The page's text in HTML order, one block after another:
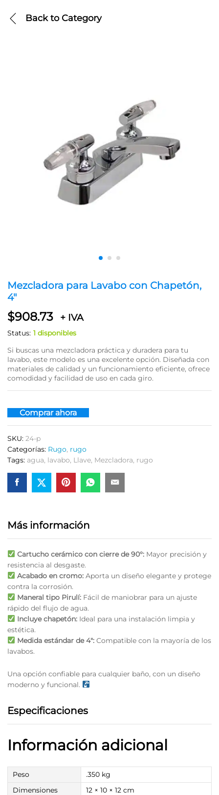
Back toCategory
Mezcladora para Lavabo con Chapetón,
4″
$908.73 + IVA
Status: 1 disponibles
Si buscas una mezcladora práctica y duradera para tu
lavabo, este modelo es una excelente opción. Diseñada con
materiales de calidad y un funcionamiento eficiente, ofrece
comodidad y facilidad de uso en cada giro.
Comprar ahora
SKU: 24-p
Categorías: Rugo, rugo
Tags: agua, lavabo, Llave, Mezcladora, rugo
Más información
Cartucho cerámico con cierre de 90°:Mayor precisión y
resistencia al desgaste.
Acabado en cromo:Aporta un diseño elegante y protege
contra la corrosión.
Maneral tipo Pirulí:Fácil de maniobrar para un ajuste
rápido del flujo de agua.
Incluye chapetón:Ideal para una instalación limpia y
estética.
Medida estándar de 4″:Compatible con la mayoría de los
lavabos.
Una opción confiable para cualquier baño, con un diseño
moderno y funcional.
Especificaciones
Información adicional
Peso
.350 kg
Dimensiones
12 × 10 × 12 cm